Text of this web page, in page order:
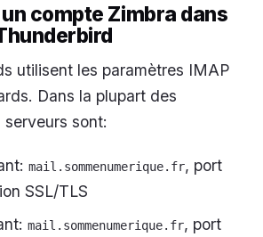
compte Zimbra dans
utilisent les paramètres IMAP
Dans la plupart des
sont:
mail.sommenumerique.fr, port
SSL/TLS
mail.sommenumerique.fr, port